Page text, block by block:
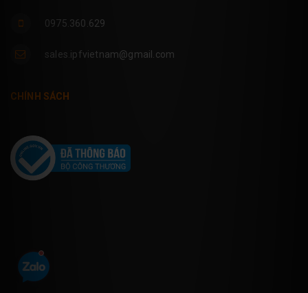
0975.360.629
sales.ipfvietnam@gmail.com
CHÍNH SÁCH